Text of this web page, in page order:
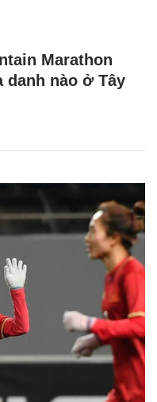
Marathon
danh nào ở Tây